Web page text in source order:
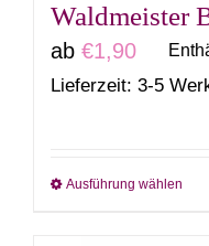
Waldmeister
ab €1,90
Lieferzeit: 3-5
Ausführung wählen